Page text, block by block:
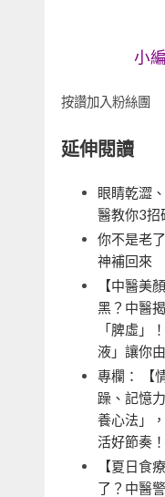
小
按讚加入粉絲團
延伸閱讀
眼睛乾澀
醫教你3招
你不是老
神補回來
【中醫美
黑？中醫
「脾虛」
液」讓你
專欄： 【
躁、記憶
養心法」
活好節奏！
【夏日食
了？中醫